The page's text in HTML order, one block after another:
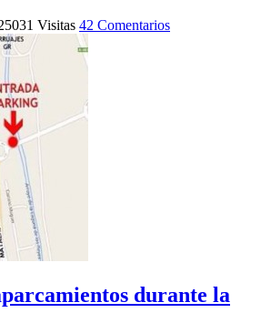
Visitas 42 Comentarios
durante la